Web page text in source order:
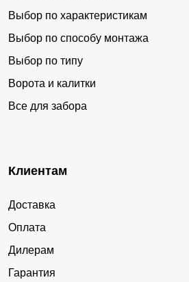
Выбор по характеристикам
Выбор по способу монтажа
Выбор по типу
Ворота и калитки
Все для забора
Клиентам
Доставка
Оплата
Дилерам
Гарантия